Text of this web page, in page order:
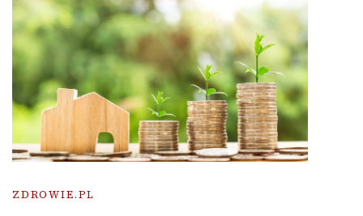
ZDROWIE.PL